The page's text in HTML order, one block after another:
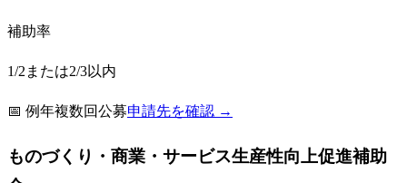
補助率
1/2または2/3以内
📅 例年複数回公募申請先を確認 →
ものづくり・商業・サービス生産性向上促進補助